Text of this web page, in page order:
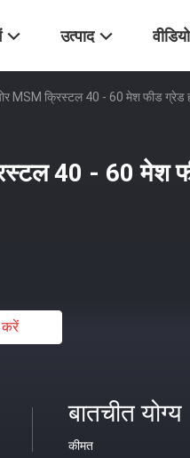
उत्पाद वीडियो
MSM क्रिस्टल 40 - 60 मेश फीड ग्रेड
40 - 60 मेश
करें
बातचीत योग्य
कीमत